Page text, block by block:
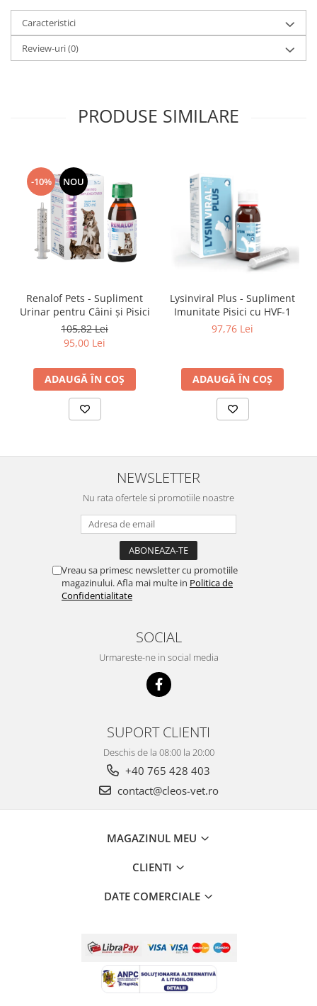
Caracteristici
Review-uri(0)
PRODUSE SIMILARE
-10% NOU
Renalof Pets - Supliment
Urinar pentru Câini și Pisici
105,82 Lei
95,00 Lei
ADAUGĂ ÎN COȘ
Lysinviral Plus - Supliment
Imunitate Pisici cu HVF-1
97,76 Lei
ADAUGĂ ÎN COȘ
NEWSLETTER
Nu rata ofertele si promotiile noastre
Vreau sa primesc newsletter cu promotiile
magazinului. Afla mai multe in Politica de
Confidentialitate
SOCIAL
Urmareste-ne in social media
SUPORT CLIENTI
Deschis de la 08:00 la 20:00
+40 765 428 403
contact@cleos-vet.ro
MAGAZINUL MEU
CLIENTI
DATE COMERCIALE